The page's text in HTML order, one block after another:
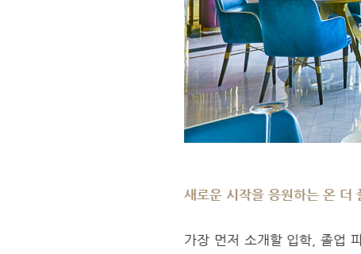
새로운 시작을 응원하는 온 더
가장 먼저 소개할 입학, 졸업